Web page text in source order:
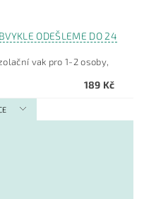
ODEŠLEME DO 24
vak pro 1-2 osoby,
189 Kč